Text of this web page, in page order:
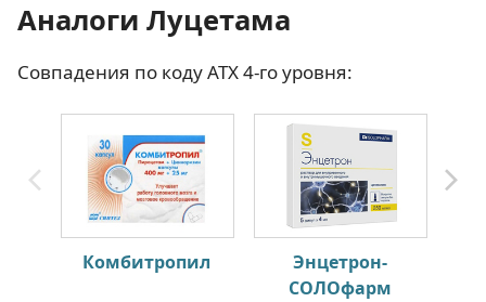
Аналоги Луцетама
Совпадения по коду АТХ 4-го уровня:
Комбитропил
Энцетрон-
СОЛОфарм